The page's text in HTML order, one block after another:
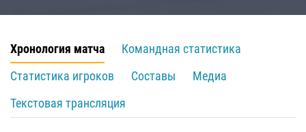
Хронология матча
Командная статистика
Статистика игроков
Составы
Медиа
Текстовая трансляция